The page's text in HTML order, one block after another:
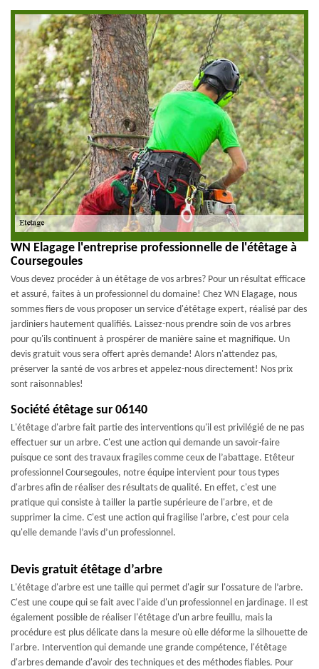
WN Elagage l'entreprise professionnelle de l'étêtage à
Coursegoules
Vous devez procéder à un étêtage de vos arbres? Pour un résultat efficace
et assuré, faites à un professionnel du domaine! Chez WN Elagage, nous
sommes fiers de vous proposer un service d'étêtage expert, réalisé par des
jardiniers hautement qualifiés. Laissez-nous prendre soin de vos arbres
pour qu'ils continuent à prospérer de manière saine et magnifique. Un
devis gratuit vous sera offert après demande! Alors n'attendez pas,
préserver la santé de vos arbres et appelez-nous directement! Nos prix
sont raisonnables!
Société étêtage sur 06140
L'étêtage d'arbre fait partie des interventions qu'il est privilégié de ne pas
effectuer sur un arbre. C'est une action qui demande un savoir-faire
puisque ce sont des travaux fragiles comme ceux de l’abattage. Etêteur
professionnel Coursegoules, notre équipe intervient pour tous types
d'arbres afin de réaliser des résultats de qualité. En effet, c'est une
pratique qui consiste à tailler la partie supérieure de l'arbre, et de
supprimer la cime. C'est une action qui fragilise l'arbre, c'est pour cela
qu'elle demande l’avis d’un professionnel.
Devis gratuit étêtage d’arbre
L'étêtage d'arbre est une taille qui permet d'agir sur l'ossature de l’arbre.
C'est une coupe qui se fait avec l'aide d'un professionnel en jardinage. Il est
également possible de réaliser l'étêtage d'un arbre feuillu, mais la
procédure est plus délicate dans la mesure où elle déforme la silhouette de
l'arbre. Intervention qui demande une grande compétence, l'étêtage
d'arbres demande d'avoir des techniques et des méthodes fiables. Pour